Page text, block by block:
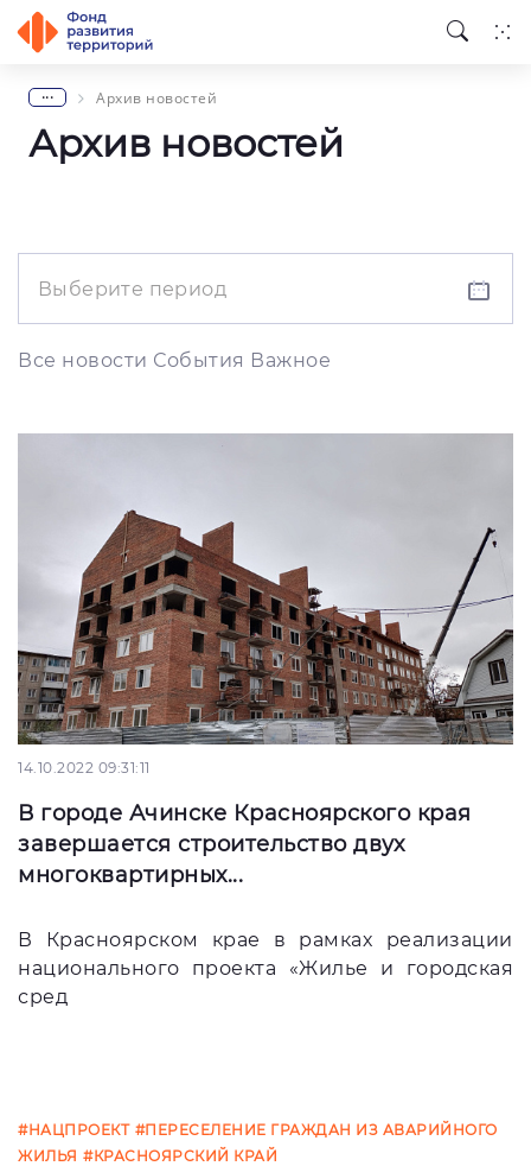
... Архив новостей
Архив новостей
Все новости События Важное
14.10.2022 09:31:11
В городе Ачинске Красноярского края
завершается строительство двух
многоквартирных...
В Красноярском крае в рамках реализации
национального проекта «Жилье и городская
сред
#НАЦПРОЕКТ #ПЕРЕСЕЛЕНИЕ ГРАЖДАН ИЗ АВАРИЙНОГО
ЖИЛЬЯ #КРАСНОЯРСКИЙ КРАЙ